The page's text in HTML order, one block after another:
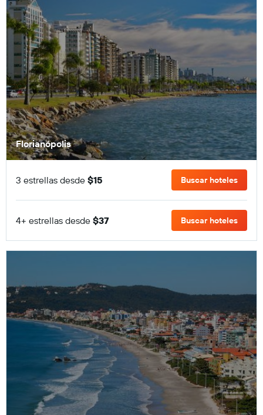
Florianópolis
3 estrellas desde $15 Buscar hoteles
4+ estrellas desde $37 Buscar hoteles